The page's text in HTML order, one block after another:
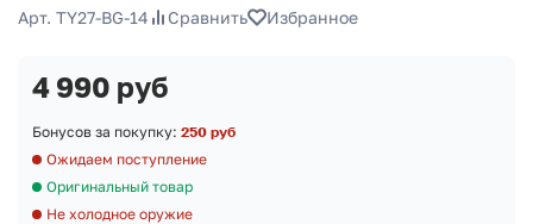
Арт. TY27-BG-14 Сравнить Избранное
4 990 руб
Бонусов за покупку: 250 руб
Ожидаем поступление
Оригинальный товар
Не холодное оружие